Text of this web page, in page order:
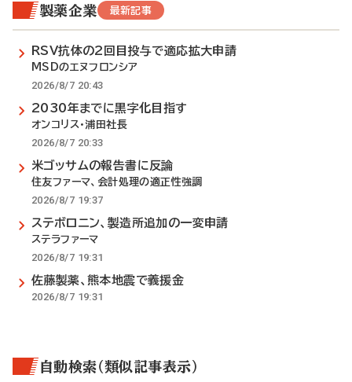
製薬企業 最新記事
RSV抗体の2回目投与で適応拡大申請
MSDのエヌフロンシア
2026/8/7 20:43
2030年までに黒字化目指す
オンコリス・浦田社長
2026/8/7 20:33
米ゴッサムの報告書に反論
住友ファーマ、会計処理の適正性強調
2026/8/7 19:37
ステボロニン、製造所追加の一変申請
ステラファーマ
2026/8/7 19:31
佐藤製薬、熊本地震で義援金
2026/8/7 19:31
自動検索（類似記事表示）